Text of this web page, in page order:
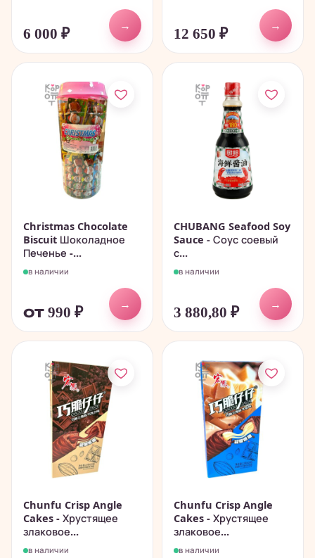
6 000 ₽
→
12 650 ₽
→
Christmas Chocolate
Biscuit Шоколадное
Печенье -...
в наличии
от 990 ₽
→
CHUBANG Seafood Soy
Sauce - Соус соевый
с...
в наличии
3 880,80 ₽
→
Chunfu Crisp Angle
Cakes - Хрустящее
злаковое...
в наличии
Chunfu Crisp Angle
Cakes - Хрустящее
злаковое...
в наличии